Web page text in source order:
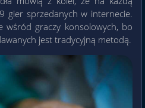
gier sprzedanych w internecie.
wśród graczy konsolowych, bo
jest tradycyjną metodą.